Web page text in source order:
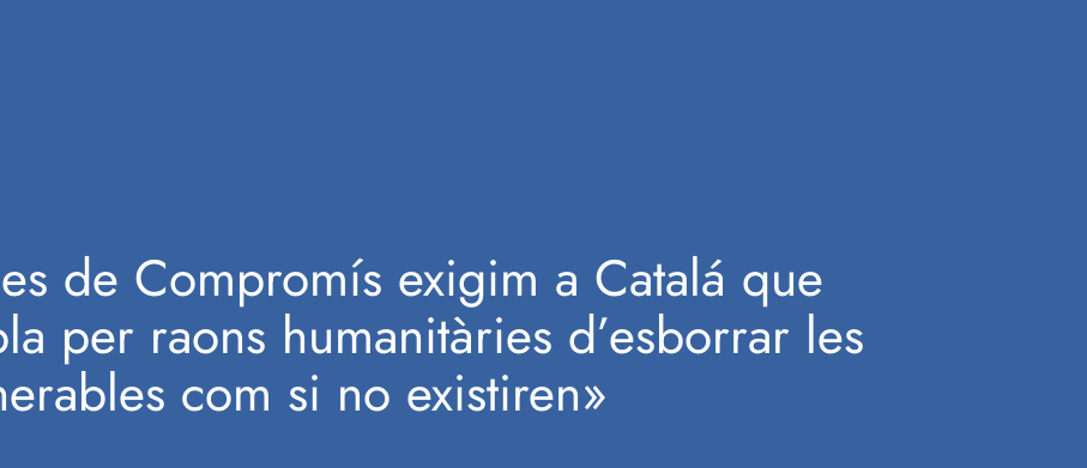
de Compromís exigim a Catalá que
per raons humanitàries d’esborrar les
com si no existiren»